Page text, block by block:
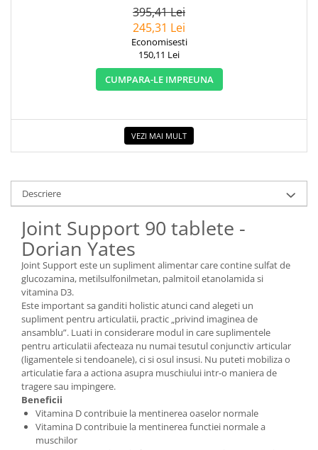
395,41 Lei
245,31 Lei
Economisesti
150,11 Lei
CUMPARA-LE IMPREUNA
VEZI MAI MULT
Descriere
Joint Support 90 tablete -
Dorian Yates
Joint Support este un supliment alimentar care contine sulfat de
glucozamina, metilsulfonilmetan, palmitoil etanolamida si
vitamina D3.
Este important sa ganditi holistic atunci cand alegeti un
supliment pentru articulatii, practic „privind imaginea de
ansamblu”. Luati in considerare modul in care suplimentele
pentru articulatii afecteaza nu numai tesutul conjunctiv articular
(ligamentele si tendoanele), ci si osul insusi. Nu puteti mobiliza o
articulatie fara a actiona asupra muschiului intr-o maniera de
tragere sau impingere.
Beneficii
Vitamina D contribuie la mentinerea oaselor normale
Vitamina D contribuie la mentinerea functiei normale a
muschilor